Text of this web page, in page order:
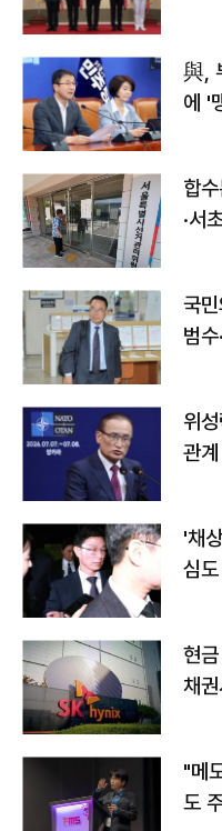
與,
에 '
합
·서
국
범
위
관
'채
심
현
채
"메
도